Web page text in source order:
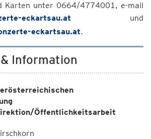
Karten unter 0664/4774001, e-mail
eckartsau.at und
eckartsau.at.
Information
Öffentlichkeitsarbeit